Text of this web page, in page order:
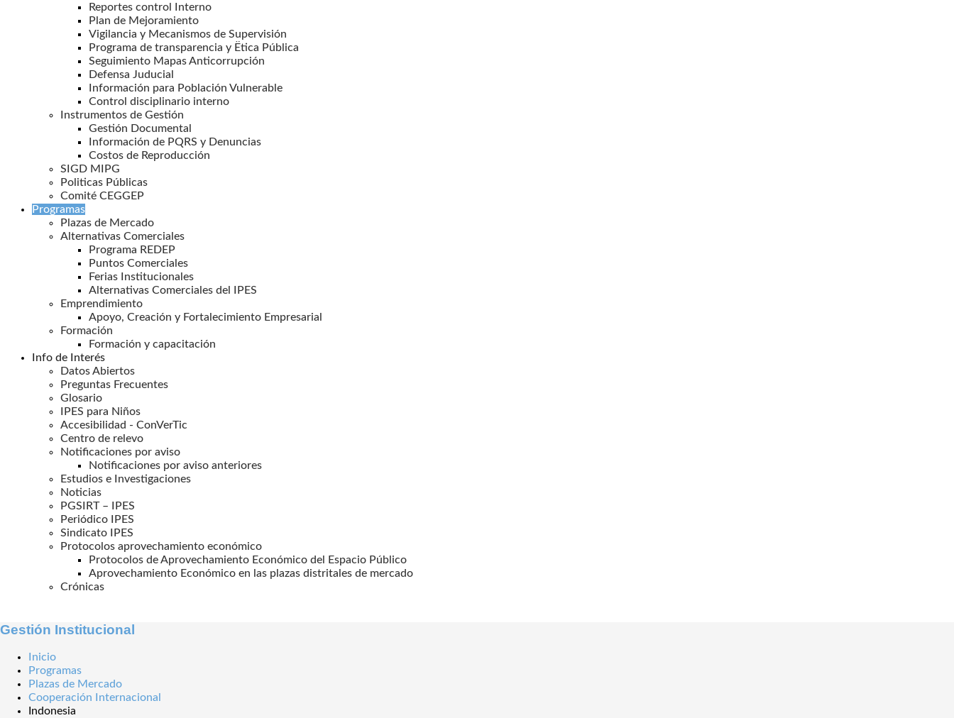
Reportes control Interno
Plan de Mejoramiento
Vigilancia y Mecanismos de Supervisión
Programa de transparencia y Ëtica Pública
Seguimiento Mapas Anticorrupción
Defensa Juducial
Información para Población Vulnerable
Control disciplinario interno
Instrumentos de Gestión
Gestión Documental
Información de PQRS y Denuncias
Costos de Reproducción
SIGD MIPG
Politicas Públicas
Comité CEGGEP
Programas
Plazas de Mercado
Alternativas Comerciales
Programa REDEP
Puntos Comerciales
Ferias Institucionales
Alternativas Comerciales del IPES
Emprendimiento
Apoyo, Creación y Fortalecimiento Empresarial
Formación
Formación y capacitación
Info de Interés
Datos Abiertos
Preguntas Frecuentes
Glosario
IPES para Niños
Accesibilidad - ConVerTic
Centro de relevo
Notificaciones por aviso
Notificaciones por aviso anteriores
Estudios e Investigaciones
Noticias
PGSIRT – IPES
Periódico IPES
Sindicato IPES
Protocolos aprovechamiento económico
Protocolos de Aprovechamiento Económico del Espacio Público
Aprovechamiento Económico en las plazas distritales de mercado
Crónicas
Gestión Institucional
Inicio
Programas
Plazas de Mercado
Cooperación Internacional
Indonesia